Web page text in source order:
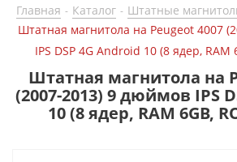
Главная - Каталог - Штатные
Штатная магнитола на Peugeot 4007
IPS DSP 4G Android 10 (8 ядер, RAM
Штатная магнитола на
(2007-2013) 9 дюймов IPS
10 (8 ядер, RAM 6GB,